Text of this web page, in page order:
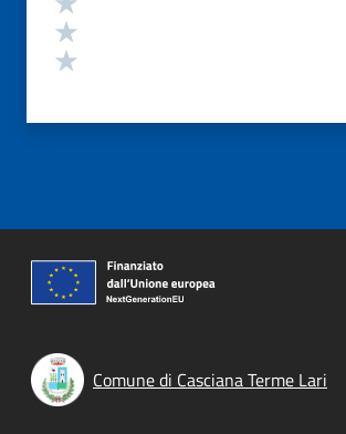
Comune di Casciana Terme Lari